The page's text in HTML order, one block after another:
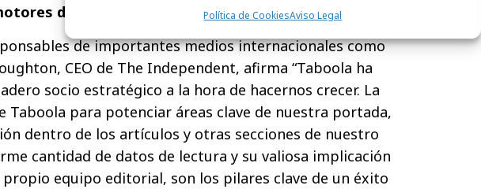
Política de CookiesAviso Legal
de búsqueda
de importantes medios internacionales como
CEO de The Independent, afirma “Taboola ha
socio estratégico a la hora de hacernos crecer. La
Taboola para potenciar áreas clave de nuestra portada,
dentro de los artículos y otras secciones de nuestro
cantidad de datos de lectura y su valiosa implicación
equipo editorial, son los pilares clave de un éxito